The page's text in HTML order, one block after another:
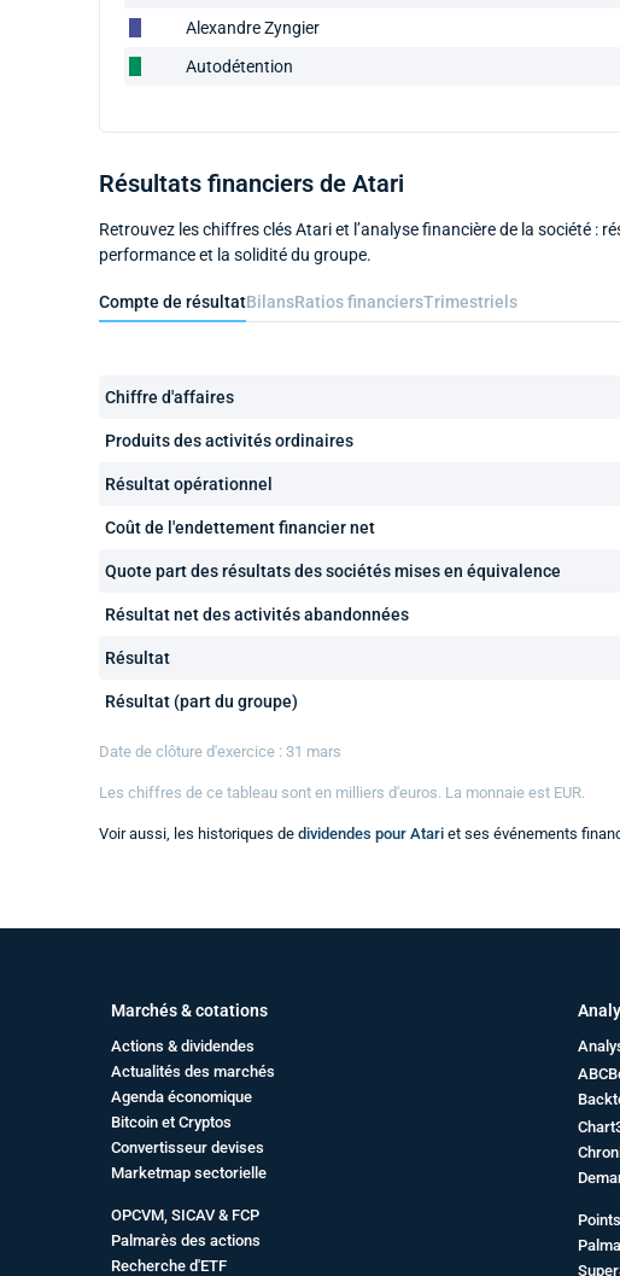
Alexandre Zyngier
Autodétention
Résultats financiers de Atari
Retrouvez les chiffres clés Atari et l’analyse financière de la société
performance et la solidité du groupe.
Compte de résultatBilansRatios financiersTrimestriels
Chiffre d'affaires
Produits des activités ordinaires
Résultat opérationnel
Coût de l'endettement financier net
Quote part des résultats des sociétés mises en équivalence
Résultat net des activités abandonnées
Résultat
Résultat (part du groupe)
Date de clôture d'exercice : 31 mars
Les chiffres de ce tableau sont en milliers d'euros. La monnaie est EUR.
Voir aussi, les historiques de dividendes pour Atari et ses événements
Marchés & cotations
Actions & dividendes
Actualités des marchés
Agenda économique
Bitcoin et Cryptos
Convertisseur devises
Marketmap sectorielle
OPCVM, SICAV & FCP
Palmarès des actions
Recherche d'ETF